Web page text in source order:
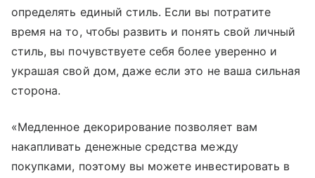
определять единый стиль. Если вы потратите
время на то, чтобы развить и понять свой личный
стиль, вы почувствуете себя более уверенно и
украшая свой дом, даже если это не ваша сильная
сторона.
«Медленное декорирование позволяет вам
накапливать денежные средства между
покупками, поэтому вы можете инвестировать в